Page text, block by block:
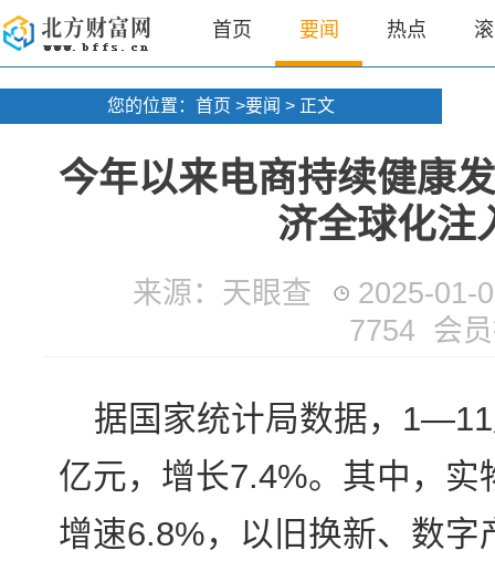
首页 要闻 热点
您的位置： 首页 >要闻 > 正文
今年以来电商持续健康
济全球化注
来源：天眼查
2025-01-
7754 会
据国家统计局数据，
亿元，增长7.4%。其中，实
增速6.8%，以旧换新、数字